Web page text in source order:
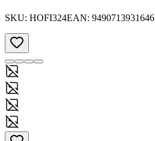
SKU: HOFI324EAN: 9490713931646